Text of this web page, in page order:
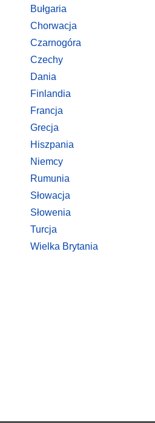
Bułgaria
Chorwacja
Czarnogóra
Czechy
Dania
Finlandia
Francja
Grecja
Hiszpania
Niemcy
Rumunia
Słowacja
Słowenia
Turcja
Wielka Brytania